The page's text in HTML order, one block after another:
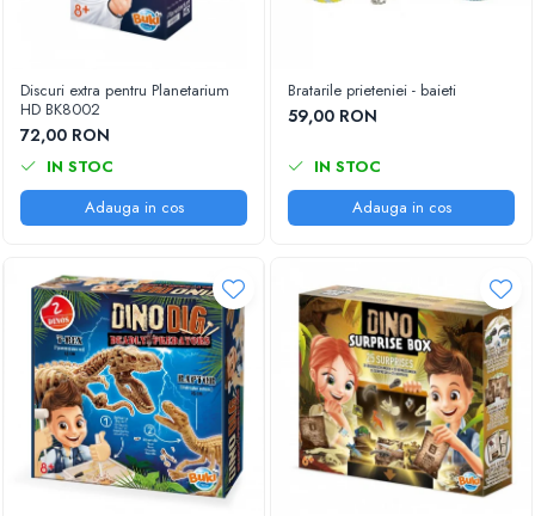
Discuri extra pentru Planetarium
HD BK8002
72,00 RON
IN STOC
Adauga in cos
Bratarile prieteniei - baieti
59,00 RON
IN STOC
Adauga in cos